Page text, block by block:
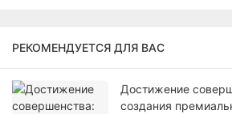
РЕКОМЕНДУЕТСЯ ДЛЯ ВАС
Достижение
создания